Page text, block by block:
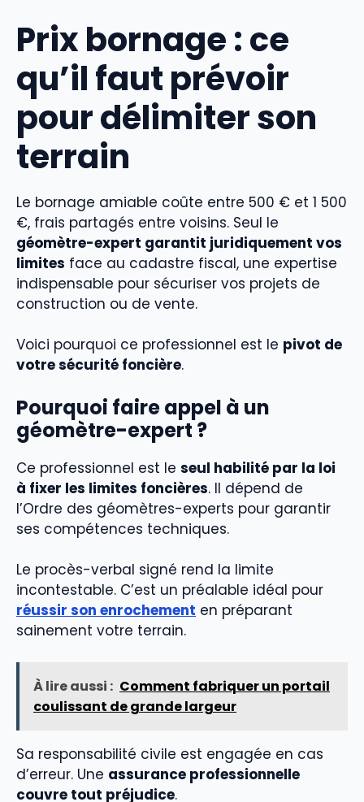
Prix bornage : ce
qu’il faut prévoir
pour délimiter son
terrain
Le bornage amiable coûte entre 500 € et 1 500
€, frais partagés entre voisins. Seul le
géomètre-expert garantit juridiquement vos
limites face au cadastre fiscal, une expertise
indispensable pour sécuriser vos projets de
construction ou de vente.
Voici pourquoi ce professionnel est le pivot de
votre sécurité foncière.
Pourquoi faire appel à un
géomètre-expert ?
Ce professionnel est le seul habilité par la loi
à fixer les limites foncières. Il dépend de
l’Ordre des géomètres-experts pour garantir
ses compétences techniques.
Le procès-verbal signé rend la limite
incontestable. C’est un préalable idéal pour
réussir son enrochement en préparant
sainement votre terrain.
À lire aussi : Comment fabriquer un portail
coulissant de grande largeur
Sa responsabilité civile est engagée en cas
d’erreur. Une assurance professionnelle
couvre tout préjudice.